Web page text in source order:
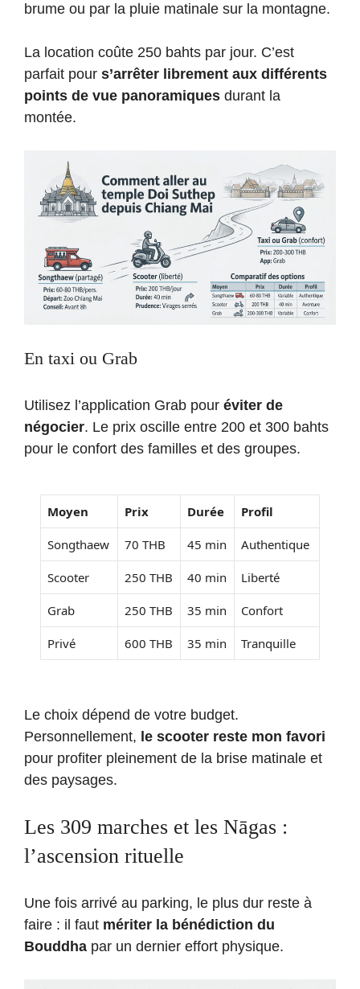
brume ou par la pluie matinale sur la montagne.
La location coûte 250 bahts par jour. C’est
parfait pour s’arrêter librement aux différents
points de vue panoramiques durant la
montée.
En taxi ou Grab
Utilisez l’application Grab pour éviter de
négocier. Le prix oscille entre 200 et 300 bahts
pour le confort des familles et des groupes.
Moyen Prix Durée Profil
Songthaew 70 THB 45 min Authentique
Scooter 250 THB 40 min Liberté
Grab 250 THB 35 min Confort
Privé 600 THB 35 min Tranquille
Le choix dépend de votre budget.
Personnellement, le scooter reste mon favori
pour profiter pleinement de la brise matinale et
des paysages.
Les 309 marches et les Nāgas :
l’ascension rituelle
Une fois arrivé au parking, le plus dur reste à
faire : il faut mériter la bénédiction du
Bouddha par un dernier effort physique.